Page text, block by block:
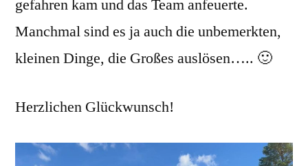
gefahren kam und das Team anfeuerte.
Manchmal sind es ja auch die unbemerkten,
kleinen Dinge, die Großes auslösen….. 🙂
Herzlichen Glückwunsch!